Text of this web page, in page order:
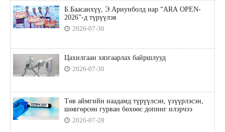
Б.Баасанхүү, Э.Ариунболд нар “ARA OPEN-
2026”-д түрүүлэв
2026-07-30
Цахилгаан хязгаарлах байршлууд
2026-07-30
Төв аймгийн наадамд түрүүлсэн, үзүүрлэсэн,
шөвгөрсөн гурван бөхөөс допинг илэрчээ
2026-07-28